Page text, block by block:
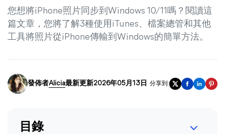
您想將iPhone照片同步到Windows 10/11嗎？閱讀這
篇文章，您將了解3種使用iTunes、檔案總管和其他
工具將照片從iPhone傳輸到Windows的簡單方法。
發佈者Alicia最新更新2026年05月13日 分享到:
目錄